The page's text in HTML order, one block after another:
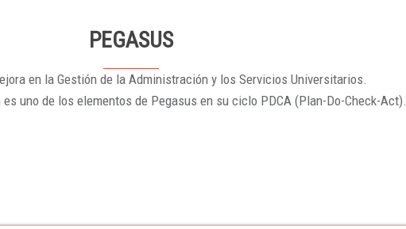
PEGASUS
en la Gestión de la Administración y los Servicios Universitarios.
uno de los elementos de Pegasus en su ciclo PDCA (Plan-Do-Check-Act).